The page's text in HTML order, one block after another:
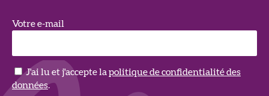
Votre e-mail
J'ai lu et j'accepte la politique de confidentialité des
données.